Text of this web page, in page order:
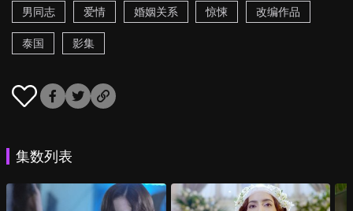
男同志
爱情 婚姻关系 惊悚 改编作品
泰国 影集
集数列表